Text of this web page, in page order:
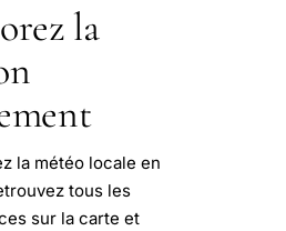
la
la météo locale en
tous les
sur la carte et